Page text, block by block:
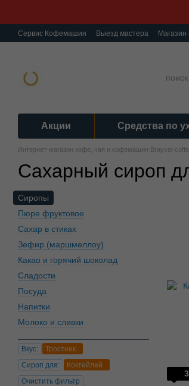
Сервис Кофемашин Выезд мастера Магазин
Акции Средства по
Интернет-магазин кофе, чая и кофемашин Brayval-
Сахарный сироп
3
Сиропы
Пюре фруктовое
Сахар в стиках
Зефир (маршмеллоу)
Какао и горячий шоколад
Сладости
Посуда
Напитки
Молоко и сливки
Вкус:
Тростник
Сироп для:
Коктейлей
Очистить фильтр